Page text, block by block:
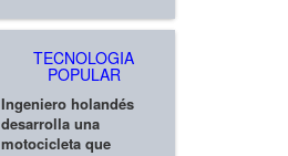
TECNOLOGIA
POPULAR
Ingeniero holandés
desarrolla una
motocicleta que